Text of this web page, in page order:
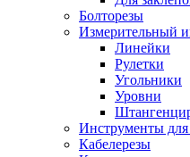
Болторезы
Измерительный
Линейки
Рулетки
Угольники
Уровни
Инструменты для
Кабелерезы